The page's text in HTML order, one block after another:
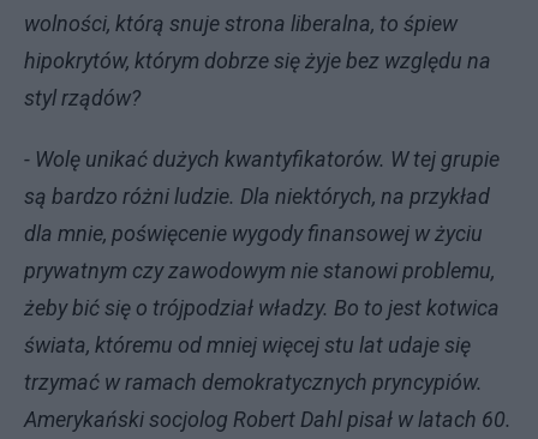
wolności, którą snuje strona liberalna, to śpiew
hipokrytów, którym dobrze się żyje bez względu na
styl rządów?
- Wolę unikać dużych kwantyfikatorów. W tej grupie
są bardzo różni ludzie. Dla niektórych, na przykład
dla mnie, poświęcenie wygody finansowej w życiu
prywatnym czy zawodowym nie stanowi problemu,
żeby bić się o trójpodział władzy. Bo to jest kotwica
świata, któremu od mniej więcej stu lat udaje się
trzymać w ramach demokratycznych pryncypiów.
Amerykański socjolog Robert Dahl pisał w latach 60.